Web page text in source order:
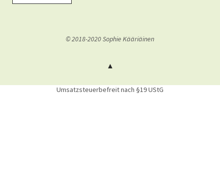
© 2018-2020 Sophie Kääriäinen
Umsatzsteuerbefreit nach §19 UStG